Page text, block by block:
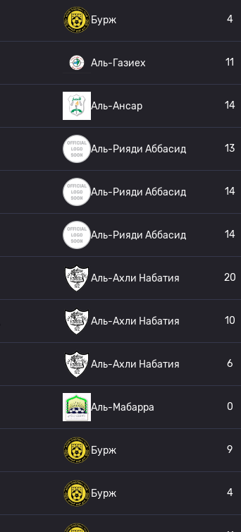
Бурж 4
Аль-Газиех 11
Аль-Ансар 14
Аль-Рияди Аббасид 13
Аль-Рияди Аббасид 14
Аль-Рияди Аббасид 14
Аль-Ахли Набатия 20
Аль-Ахли Набатия 10
Аль-Ахли Набатия 6
Аль-Мабарра 0
Бурж 9
Бурж 4